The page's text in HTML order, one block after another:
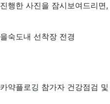
진행한 사진을 잠시보여드리면,
을숙도내 선착장 전경
카약플로깅 참가자 건강점검